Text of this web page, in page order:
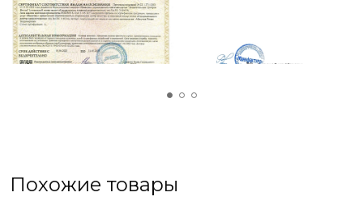
Похожие товары